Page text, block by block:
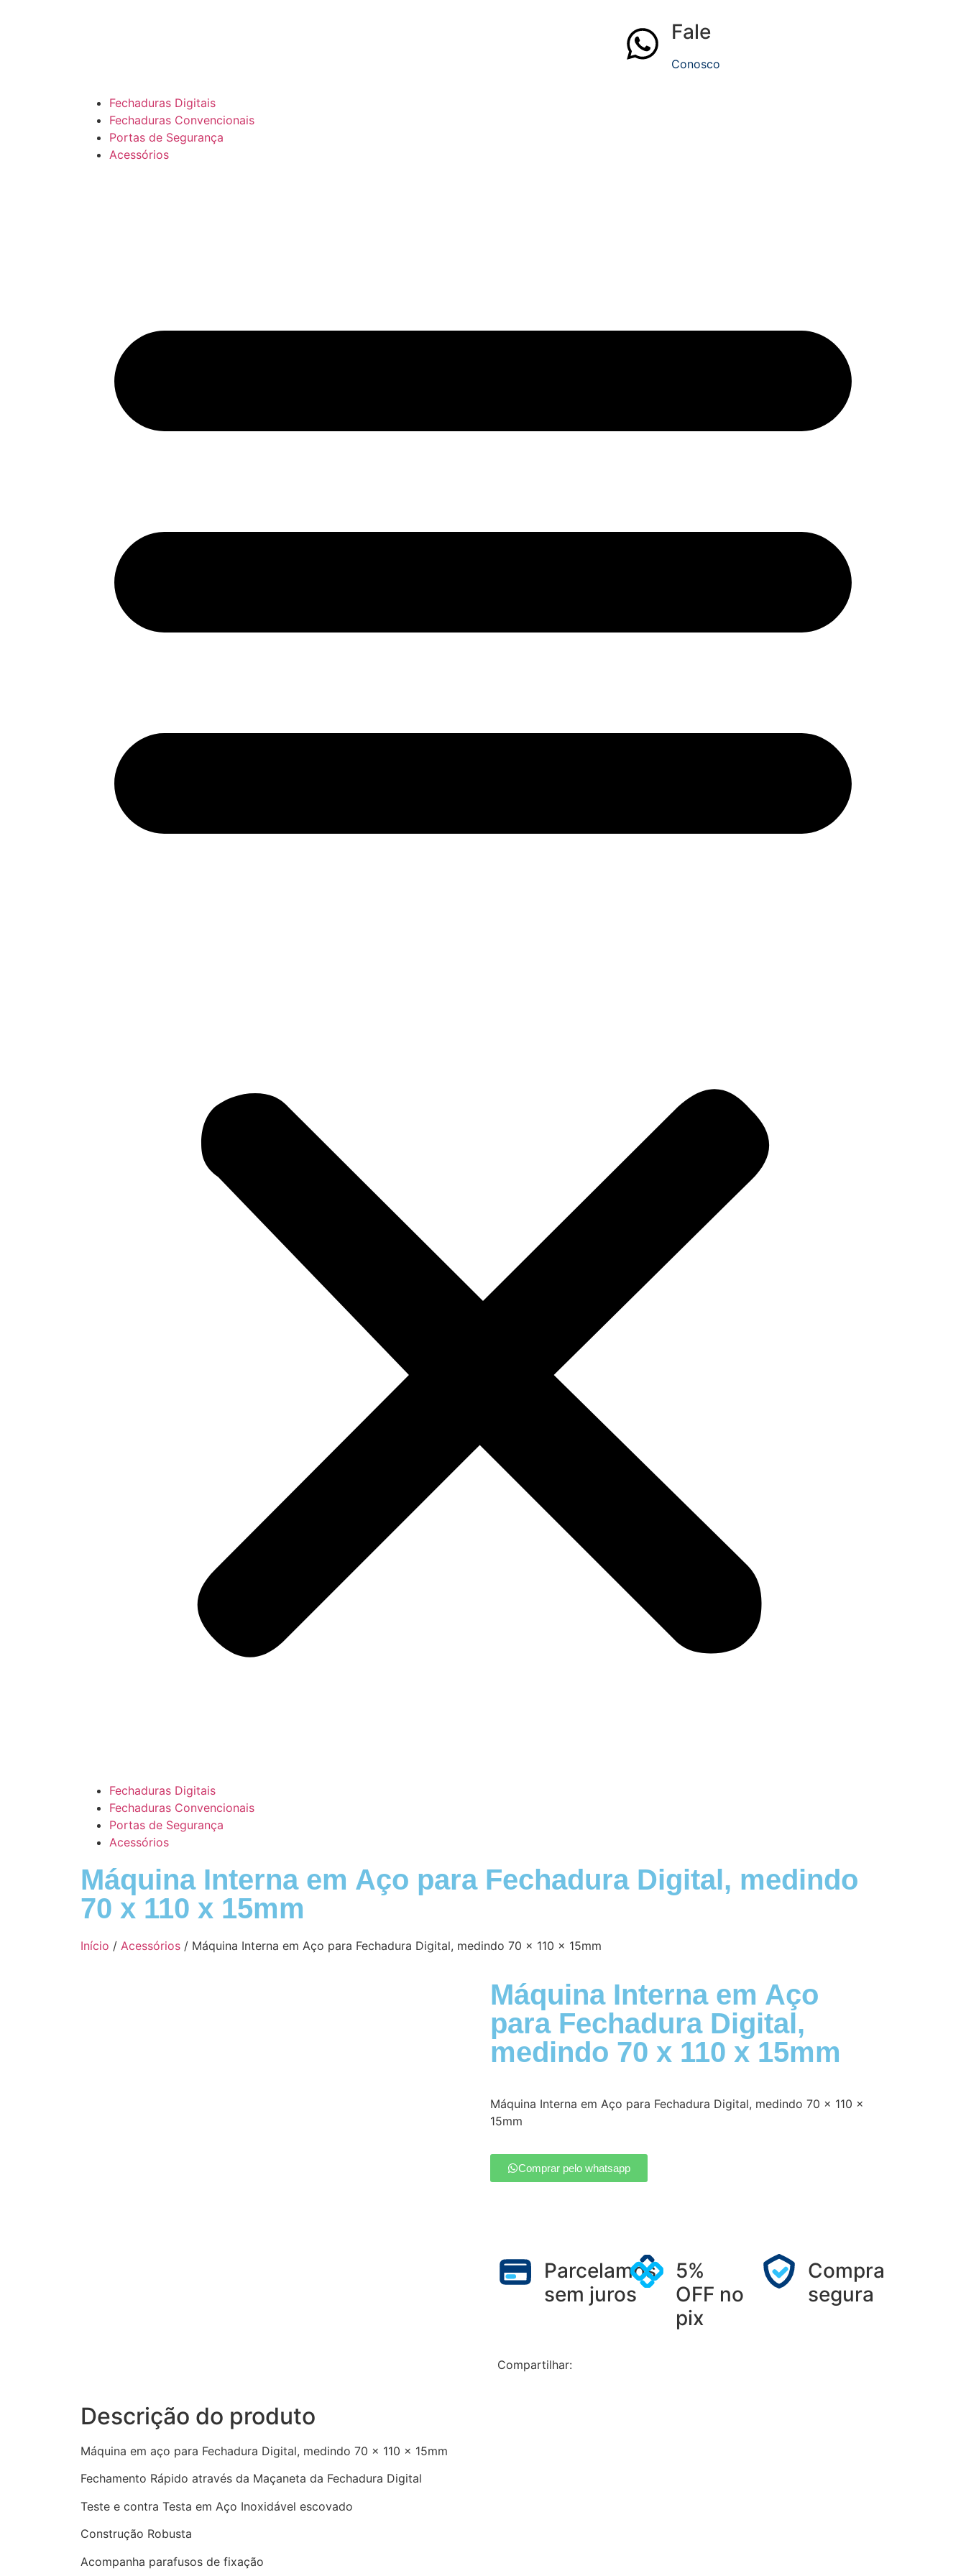
Fale
Conosco
Fechaduras Digitais
Fechaduras Convencionais
Portas de Segurança
Acessórios
Fechaduras Digitais
Fechaduras Convencionais
Portas de Segurança
Acessórios
Máquina Interna em Aço para Fechadura Digital, medindo
70 x 110 x 15mm
Início / Acessórios / Máquina Interna em Aço para Fechadura Digital, medindo 70 x 110 x 15mm
Máquina Interna em Aço
para Fechadura Digital,
medindo 70 x 110 x 15mm
Máquina Interna em Aço para Fechadura Digital, medindo 70 x 110 x
15mm
Comprar pelo whatsapp
Parcelamos
sem juros
5%
OFF no
pix
Compra
segura
Compartilhar:
Descrição do produto
Máquina em aço para Fechadura Digital, medindo 70 x 110 x 15mm
Fechamento Rápido através da Maçaneta da Fechadura Digital
Teste e contra Testa em Aço Inoxidável escovado
Construção Robusta
Acompanha parafusos de fixação